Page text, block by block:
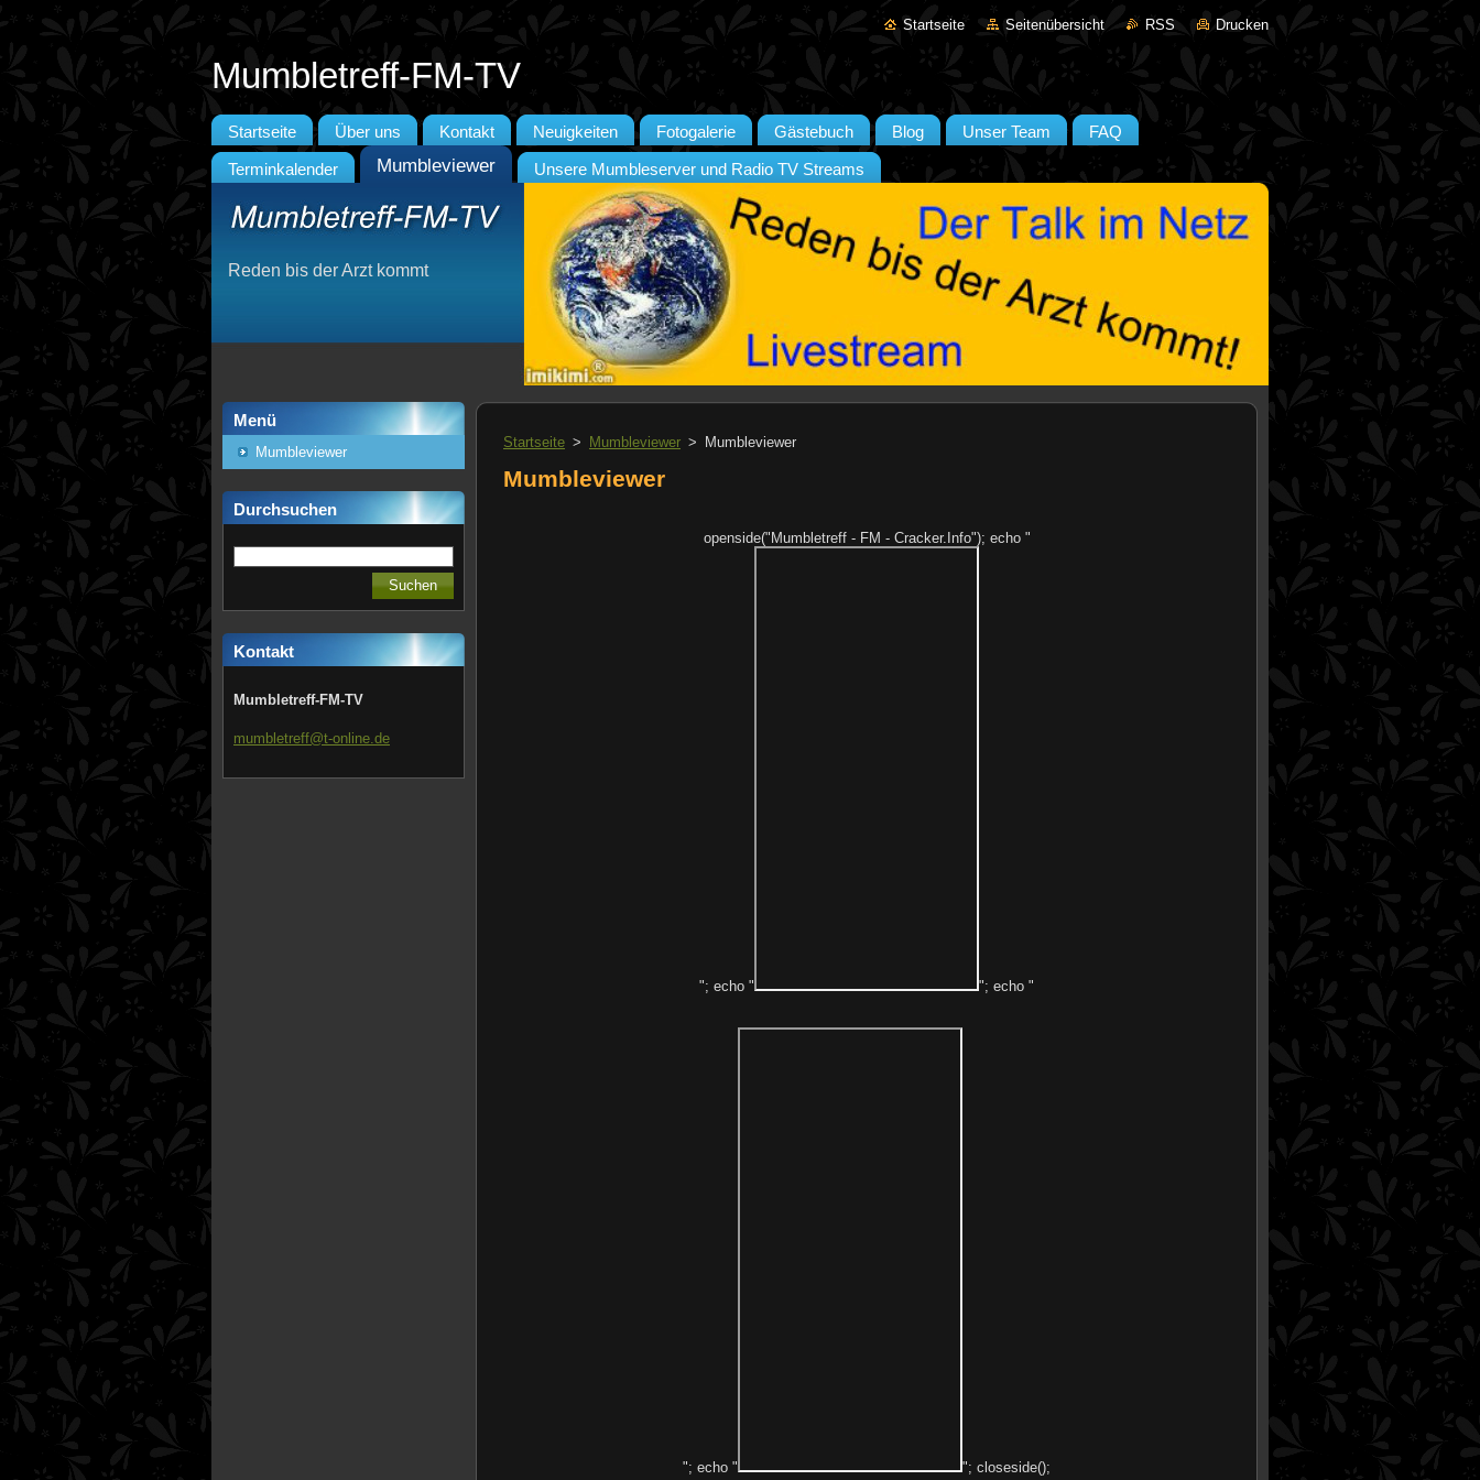
Startseite Seitenübersicht RSS Drucken
Mumbletreff-FM-TV
Startseite Über uns Kontakt Neuigkeiten Fotogalerie Gästebuch Blog Unser Team FAQ
Terminkalender Mumbleviewer Unsere Mumbleserver und Radio TV Streams
Reden bis der Arzt kommt
Menü
Mumbleviewer
Durchsuchen
Kontakt
Mumbletreff-FM-TV
mumbletreff@t-on line.de
Startseite > Mumbleviewer > Mumbleviewer
Mumbleviewer
openside("Mumbletreff - FM - Cracker.Info"); echo "
"; echo " "; echo "
"; echo " "; closeside();